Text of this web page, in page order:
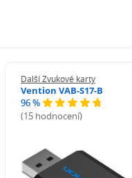
Další Zvukové karty
Vention VAB-S17-B
96 %
(15 hodnocení)